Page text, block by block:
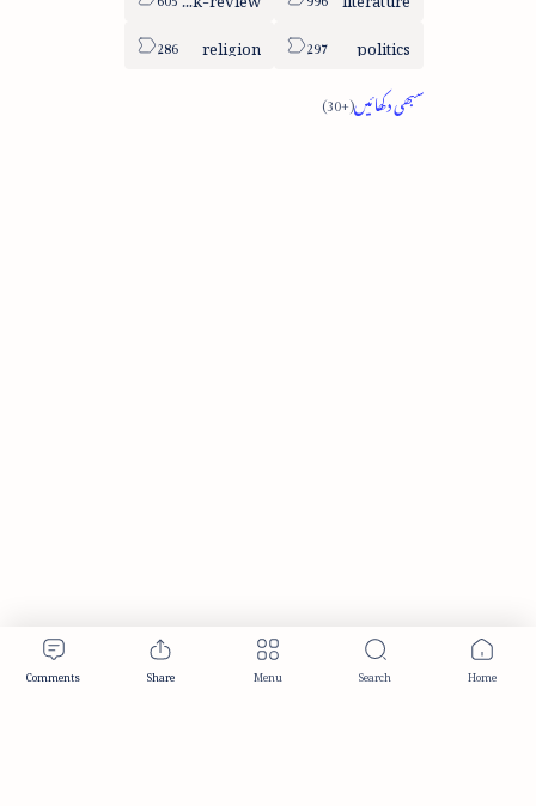
politics
religion